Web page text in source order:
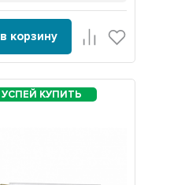
в корзину